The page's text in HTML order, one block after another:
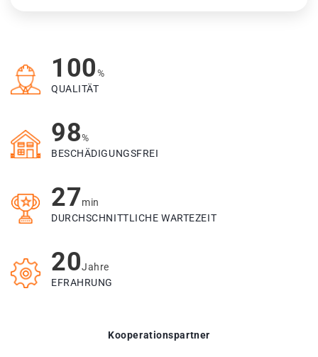
100%
QUALITÄT
98%
BESCHÄDIGUNGSFREI
27min
DURCHSCHNITTLICHE WARTEZEIT
20Jahre
EFRAHRUNG
Kooperationspartner